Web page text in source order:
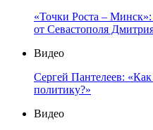
«Точки Роста –
от Севастополя
Видео
Сергей Пантелеев:
политику?»
Видео